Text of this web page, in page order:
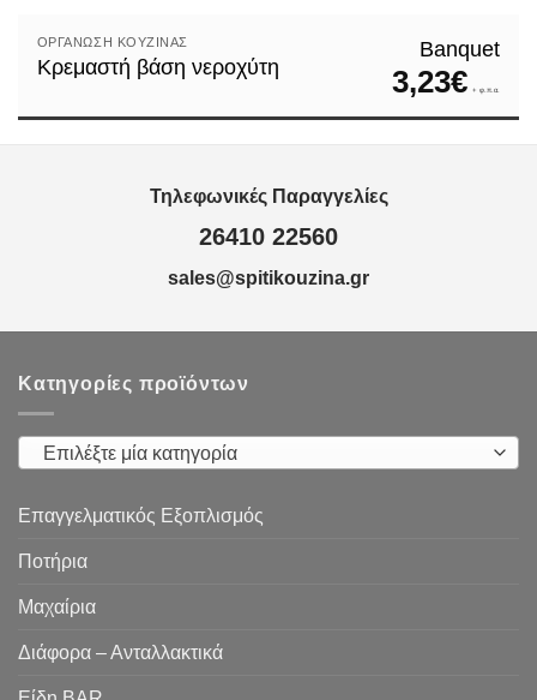
ΟΡΓΆΝΩΣΗ ΚΟΥΖΊΝΑΣ
Κρεμαστή βάση νεροχύτη
Banquet
3,23€ + φ.π.α.
Τηλεφωνικές Παραγγελίες
26410 22560
sales@spitikouzina.gr
Κατηγορίες προϊόντων
Επιλέξτε μία κατηγορία
Επαγγελματικός Εξοπλισμός
Ποτήρια
Μαχαίρια
Διάφορα – Ανταλλακτικά